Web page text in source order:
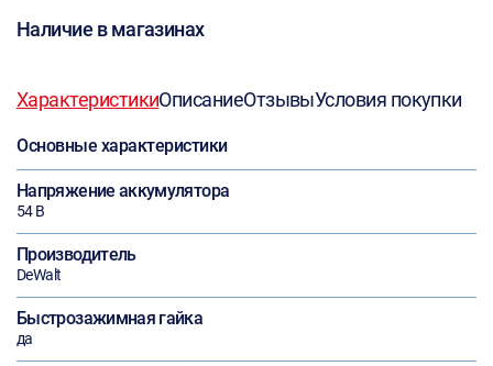
Наличие в магазинах
ХарактеристикиОписаниеОтзывыУсловия покупки
Основные характеристики
Напряжение аккумулятора
54 В
Производитель
DeWalt
Быстрозажимная гайка
да